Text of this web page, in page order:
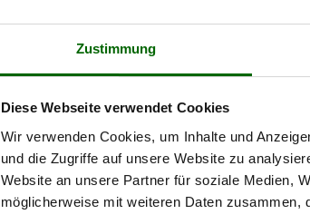
Zustimmung
Diese Webseite verwendet Cookies
Wir verwenden Cookies, um Inhalte und
und die Zugriffe auf unsere Website zu
Website an unsere Partner für soziale Medien,
möglicherweise mit weiteren Daten zusammen,